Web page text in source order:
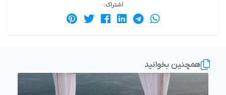
اشتراک :
همچنین بخوانید